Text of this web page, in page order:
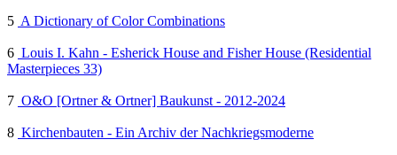
5 A Dictionary of Color Combinations
6 Louis I. Kahn - Esherick House and Fisher House (Residential
Masterpieces 33)
7 O&O [Ortner & Ortner] Baukunst - 2012-2024
8 Kirchenbauten - Ein Archiv der Nachkriegsmoderne